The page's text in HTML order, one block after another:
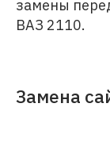
замены
ВАЗ 2110.
Замена